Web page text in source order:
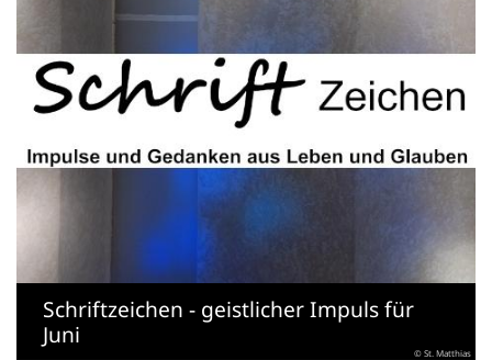
Schriftzeichen - geistlicher Impuls für
Juni
© St. Matthias